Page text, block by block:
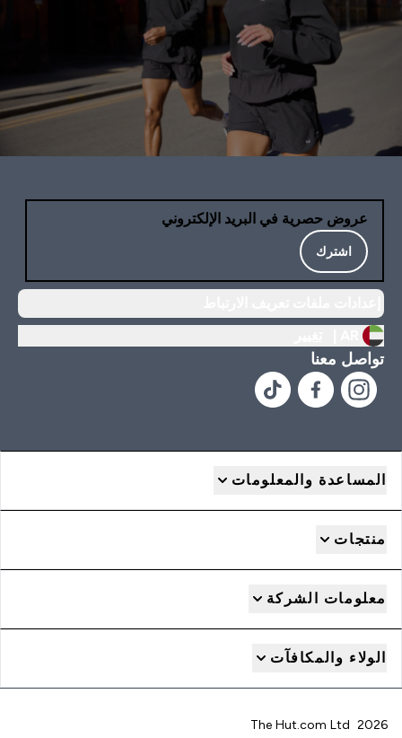
عروض حصرية في البريد الإلكتروني
اشترك
تواصل معنا
المساعدة والمعلومات
منتجات
معلومات الشركة
الولاء والمكافآت
2026 The Hut.com Ltd